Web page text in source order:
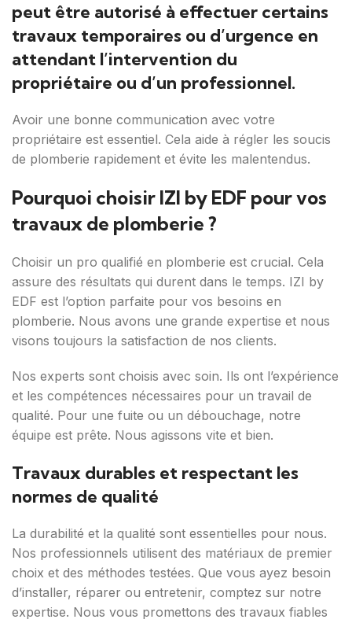
peut être autorisé à effectuer certains
travaux temporaires ou d’urgence en
attendant l’intervention du
propriétaire ou d’un professionnel.
Avoir une bonne communication avec votre
propriétaire est essentiel. Cela aide à régler les soucis
de plomberie rapidement et évite les malentendus.
Pourquoi choisir IZI by EDF pour vos
travaux de plomberie ?
Choisir un pro qualifié en plomberie est crucial. Cela
assure des résultats qui durent dans le temps. IZI by
EDF est l’option parfaite pour vos besoins en
plomberie. Nous avons une grande expertise et nous
visons toujours la satisfaction de nos clients.
Nos experts sont choisis avec soin. Ils ont l’expérience
et les compétences nécessaires pour un travail de
qualité. Pour une fuite ou un débouchage, notre
équipe est prête. Nous agissons vite et bien.
Travaux durables et respectant les
normes de qualité
La durabilité et la qualité sont essentielles pour nous.
Nos professionnels utilisent des matériaux de premier
choix et des méthodes testées. Que vous ayez besoin
d’installer, réparer ou entretenir, comptez sur notre
expertise. Nous vous promettons des travaux fiables